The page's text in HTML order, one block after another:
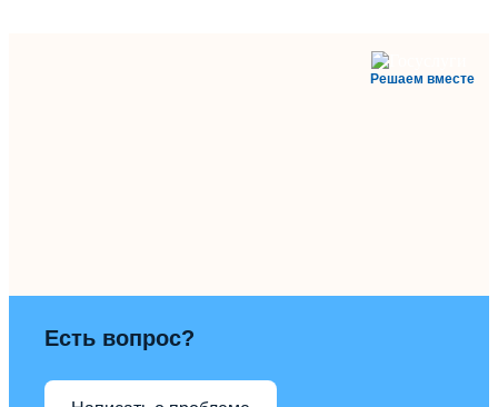
Решаем вместе
Есть вопрос?